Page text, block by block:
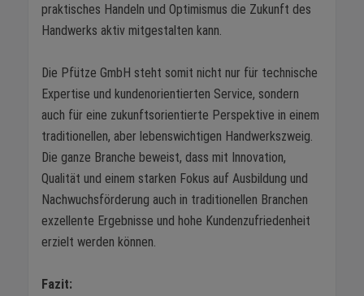
praktisches Handeln und Optimismus die Zukunft des
Handwerks aktiv mitgestalten kann.
Die Pfütze GmbH steht somit nicht nur für technische
Expertise und kundenorientierten Service, sondern
auch für eine zukunftsorientierte Perspektive in einem
traditionellen, aber lebenswichtigen Handwerkszweig.
Die ganze Branche beweist, dass mit Innovation,
Qualität und einem starken Fokus auf Ausbildung und
Nachwuchsförderung auch in traditionellen Branchen
exzellente Ergebnisse und hohe Kundenzufriedenheit
erzielt werden können.
Fazit: